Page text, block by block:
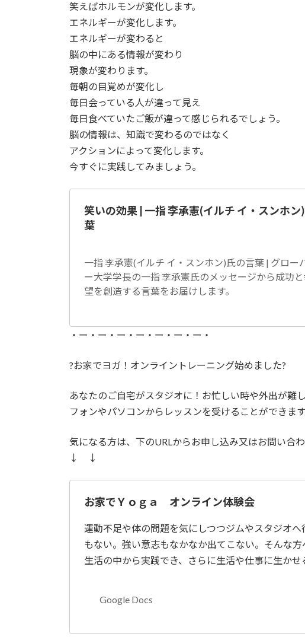
笑えばホルモンが変化します。
エネルギーが変化します。
エネルギーが変わると
脳の中にある情報が変わり
現象が変わります。
毎朝の目覚めが変化し
毎日会っている人が違って見え
毎日食べていたご飯が違って感じられるでしょう。
脳の情報は、知識で変わるのではなく
アクションによって変化します。
今すぐに実践してみましょう。
笑いの効果 | 一指 李承憲(イルチ イ・スンホン
葉
一指 李承憲(イルチ イ・スンホン)氏の言葉 | グロー
ー大学学長の一指 李承憲氏のメッセージから成功
望を創造する言葉をお届けします。
・ー・ー・ー・ー・ー・ー・ー・
?お家でヨガ！オンライントレーニング始めました?
あなたのご自宅がスタジオに！お忙しい時や外出が難
フォンやパソコンからレッスンを受けることができます
気になる方は、下のURLからお申し込み又はお問い合わ
↓ ↓
お家でＹｏｇａ オンライン体験会
運動不足や体の問題を気にしつつジムやスタジオへ
もない。強い意志もなかなか出てこない。そんな方
生活の中から実践でき、さらに生活や仕事に生かせ
Google Docs